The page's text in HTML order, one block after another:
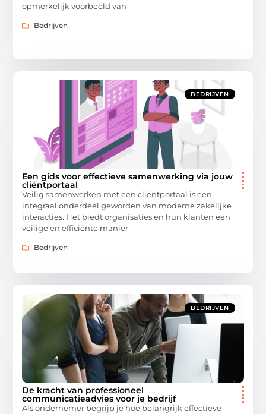
opmerkelijk voorbeeld van
Bedrijven
BEDRIJVEN
Een gids voor effectieve samenwerking via jouw
cliëntportaal
Veilig samenwerken met een cliëntportaal is een
integraal onderdeel geworden van moderne zakelijke
interacties. Het biedt organisaties en hun klanten een
veilige en efficiënte manier
Bedrijven
BEDRIJVEN
De kracht van professioneel
communicatieadvies voor je bedrijf
Als ondernemer begrijp je hoe belangrijk effectieve